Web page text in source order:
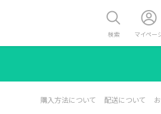
検索 マイペー
購入方法について 配送について